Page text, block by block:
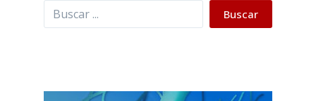
Buscar Buscar